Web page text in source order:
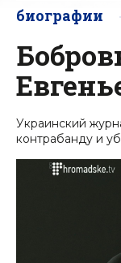
биографии
Украинский
контрабанду и